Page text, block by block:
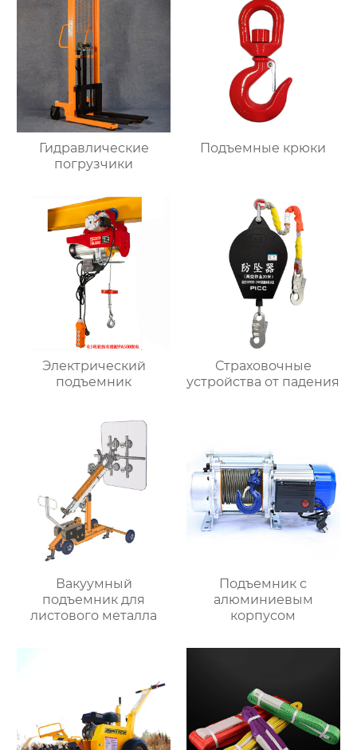
Гидравлические
погрузчики
Подъемные крюки
Электрический
подъемник
Страховочные
устройства от падения
Вакуумный
подъемник для
листового металла
Подъемник с
алюминиевым
корпусом